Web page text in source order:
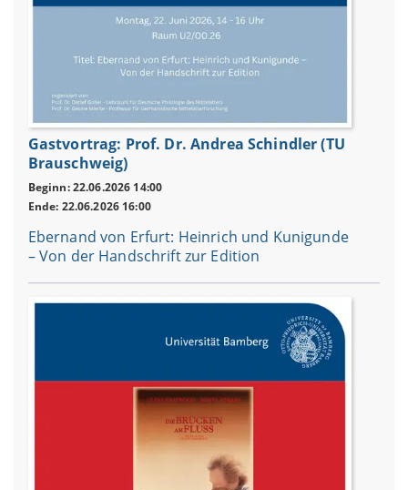
Gastvortrag: Prof. Dr. Andrea Schindler (TU
Brauschweig)
Beginn: 22.06.2026 14:00
Ende: 22.06.2026 16:00
Ebernand von Erfurt: Heinrich und Kunigunde
– Von der Handschrift zur Edition